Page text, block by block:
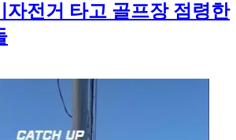
자전거 타고 골프장 점령한